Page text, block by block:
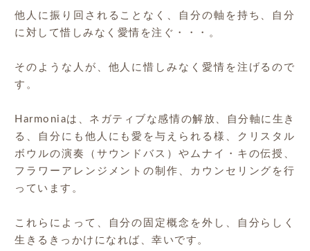
他人に振り回されることなく、自分の軸を持ち、自分
に対して惜しみなく愛情を注ぐ・・・。
そのような人が、他人に惜しみなく愛情を注げるので
す。
Harmoniaは、ネガティブな感情の解放、自分軸に生き
る、自分にも他人にも愛を与えられる様、クリスタル
ボウルの演奏（サウンドバス）やムナイ・キの伝授、
フラワーアレンジメントの制作、カウンセリングを行
っています。
これらによって、自分の固定概念を外し、自分らしく
生きるきっかけになれば、幸いです。